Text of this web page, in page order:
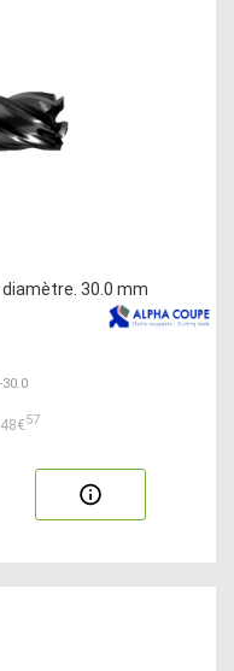
30.0 mm
30.0
57